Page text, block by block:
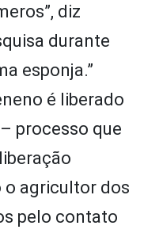
diz
durante
esponja.”
é liberado
processo que
agricultor dos
pelo contato